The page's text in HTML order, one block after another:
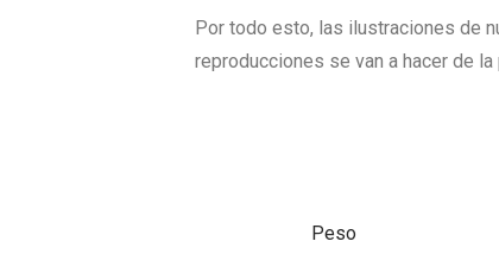
Por todo esto, las ilustraciones de
reproducciones se van a hacer de
Peso